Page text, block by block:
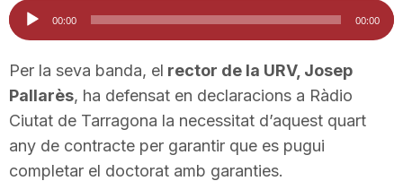
Reproductor
d'àudio
00:00 00:00
Per la seva banda, el rector de la URV, Josep
Pallarès, ha defensat en declaracions a Ràdio
Ciutat de Tarragona la necessitat d’aquest quart
any de contracte per garantir que es pugui
completar el doctorat amb garanties.